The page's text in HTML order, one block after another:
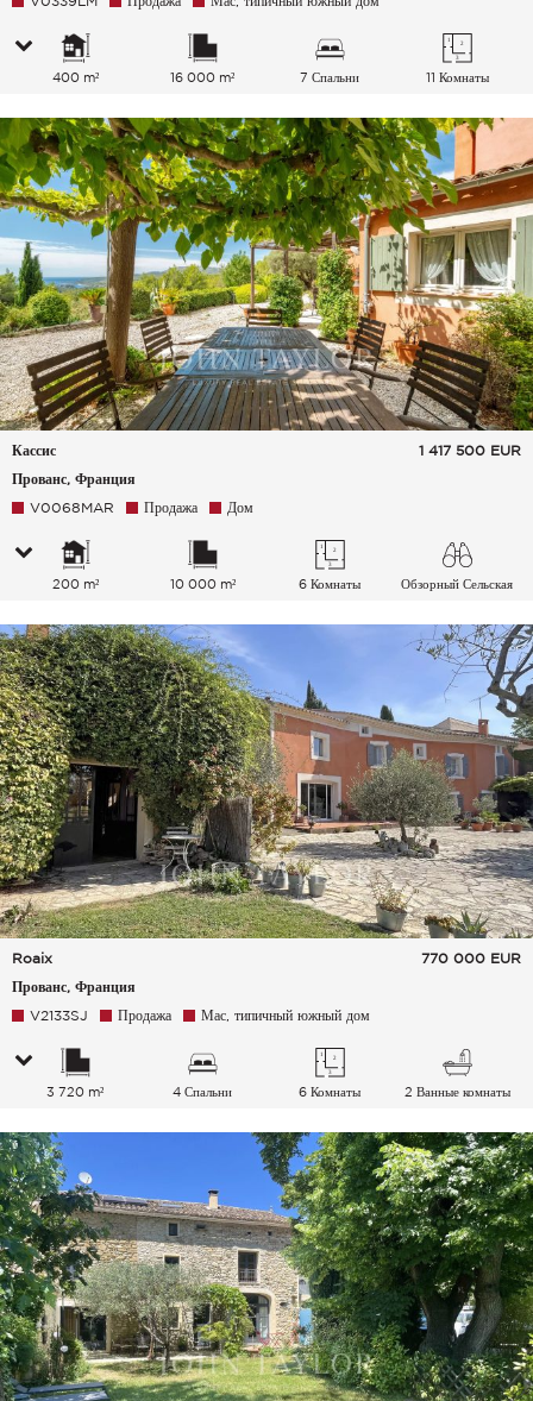
400 m² 16 000 m² 7 Спальни 11 Комнаты
Кассис
Прованс, Франция
1 417 500 EUR
V0068MAR Продажа Дом
200 m² 10 000 m² 6 Комнаты
Обзорный Сельская
Roaix
Прованс, Франция
770 000 EUR
V2133SJ Продажа Мас, типичный южный дом
3 720 m² 4 Спальни 6 Комнаты 2 Ванные комнаты